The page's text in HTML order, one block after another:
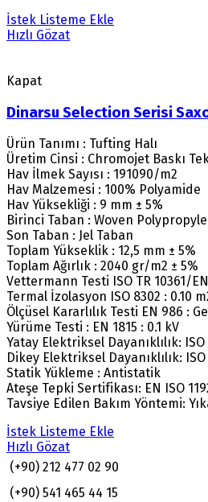
İstek Listeme Ekle
Hızlı Gözat
Kapat
Dinarsu Selection Serisi
Ürün Tanımı : Tufting Halı
Üretim Cinsi : Chromojet Baskı
Hav İlmek Sayısı : 191090/m2
Hav Malzemesi : 100% Polyamide
Hav Yüksekliği : 9 mm ± 5%
Birinci Taban : Woven
Son Taban : Jel Taban
Toplam Yükseklik : 12,5 mm ± 5%
Toplam Ağırlık : 2040 gr/m2 ± 5%
Vettermann Testi ISO TR 10361/
Termal İzolasyon ISO 8302 : 0.10
Ölçüsel Kararlılık Testi EN 986 :
Yürüme Testi : EN 1815 : 0.1 kV
Yatay Elektriksel Dayanıklılık:
Dikey Elektriksel Dayanıklılık:
Statik Yükleme : Antistatik
Ateşe Tepki Sertifikası: EN ISO
Tavsiye Edilen Bakım Yöntemi:
İstek Listeme Ekle
Hızlı Gözat
(+90) 212 477 02 90
(+90) 541 465 44 15